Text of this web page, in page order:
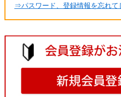
⇒パスワード、登録情報を忘れて